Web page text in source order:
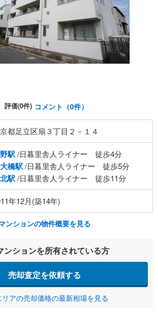
評価(0件) コメント（0件）
都足立区扇３丁目２－１４
駅/日暮里舎人ライナー 徒歩4分
橋駅/日暮里舎人ライナー 徒歩5分
駅/日暮里舎人ライナー 徒歩11分
年12月(築14年)
ンションの物件概要を見る
ンションを所有されている方
売却査定を依頼する
リアの売却価格の最新相場を見る